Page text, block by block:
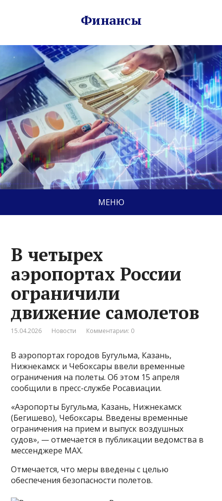
Финансы
МЕНЮ
В четырех
аэропортах России
ограничили
движение самолетов
15.04.2026 Новости Комментарии: 0
В аэропортах городов Бугульма, Казань,
Нижнекамск и Чебоксары ввели временные
ограничения на полеты. Об этом 15 апреля
сообщили в пресс-службе Росавиации.
«Аэропорты Бугульма, Казань, Нижнекамск
(Бегишево), Чебоксары. Введены временные
ограничения на прием и выпуск воздушных
судов», — отмечается в публикации ведомства в
мессенджере MAX.
Отмечается, что меры введены с целью
обеспечения безопасности полетов.